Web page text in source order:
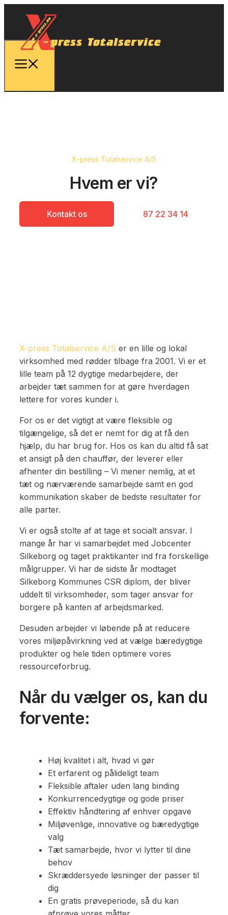
X-press Totalservice A/S
Hvem er vi?
Kontakt os 87 22 34 14
X-press Totalservice A/S er en lille og lokal
virksomhed med rødder tilbage fra 2001. Vi er et
lille team på 12 dygtige medarbejdere, der
arbejder tæt sammen for at gøre hverdagen
lettere for vores kunder i.
For os er det vigtigt at være fleksible og
tilgængelige, så det er nemt for dig at få den
hjælp, du har brug for. Hos os kan du altid få sat
et ansigt på den chauffør, der leverer eller
afhenter din bestilling – Vi mener nemlig, at et
tæt og nærværende samarbejde samt en god
kommunikation skaber de bedste resultater for
alle parter.
Vi er også stolte af at tage et socialt ansvar. I
mange år har vi samarbejdet med Jobcenter
Silkeborg og taget praktikanter ind fra forskellige
målgrupper. Vi har de sidste år modtaget
Silkeborg Kommunes CSR diplom, der bliver
uddelt til virksomheder, som tager ansvar for
borgere på kanten af arbejdsmarked.
Desuden arbejder vi løbende på at reducere
vores miljøpåvirkning ved at vælge bæredygtige
produkter og hele tiden optimere vores
ressourceforbrug.
Når du vælger os, kan du
forvente:
Høj kvalitet i alt, hvad vi gør
Et erfarent og pålideligt team
Fleksible aftaler uden lang binding
Konkurrencedygtige og gode priser
Effektiv håndtering af enhver opgave
Miljøvenlige, innovative og bæredygtige
valg
Tæt samarbejde, hvor vi lytter til dine
behov
Skræddersyede løsninger der passer til
dig
En gratis prøveperiode, så du kan